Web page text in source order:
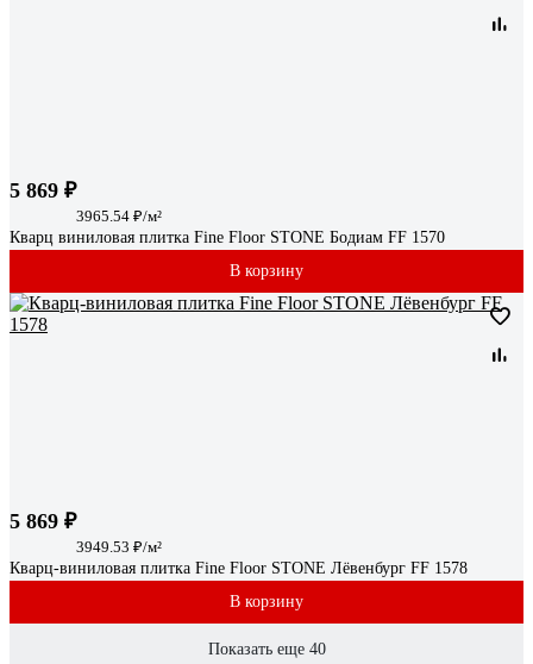
5 869 ₽
3965.54 ₽/м²
Кварц виниловая плитка Fine Floor STONE Бодиам FF 1570
В корзину
5 869 ₽
3949.53 ₽/м²
Кварц-виниловая плитка Fine Floor STONE Лёвенбург FF 1578
В корзину
Показать еще 40